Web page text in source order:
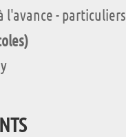
l'avance - particuliers